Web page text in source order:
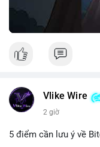
Vlike Wire
2 giờ
5 điểm cần lưu ý về